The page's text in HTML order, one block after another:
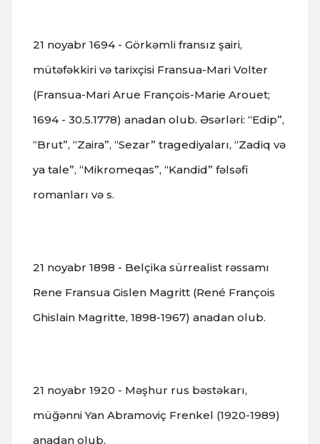
21 noyabr 1694 - Görkəmli fransız şairi,
mütəfəkkiri və tarixçisi Fransua-Mari Volter
(Fransua-Mari Arue François-Marie Arouet;
1694 - 30.5.1778) anadan olub. Əsərləri: “Edip”,
“Brut”, “Zaira”, “Sezar” tragediyaları, “Zadiq və
ya tale”, “Mikromeqas”, “Kandid” fəlsəfi
romanları və s.
21 noyabr 1898 - Belçika sürrealist rəssamı
Rene Fransua Gislen Magritt (René François
Ghislain Magritte, 1898-1967) anadan olub.
21 noyabr 1920 - Məşhur rus bəstəkarı,
müğənni Yan Abramoviç Frenkel (1920-1989)
anadan olub.